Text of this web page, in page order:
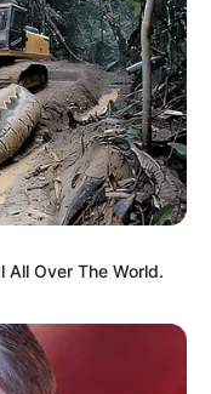
All Over The World.